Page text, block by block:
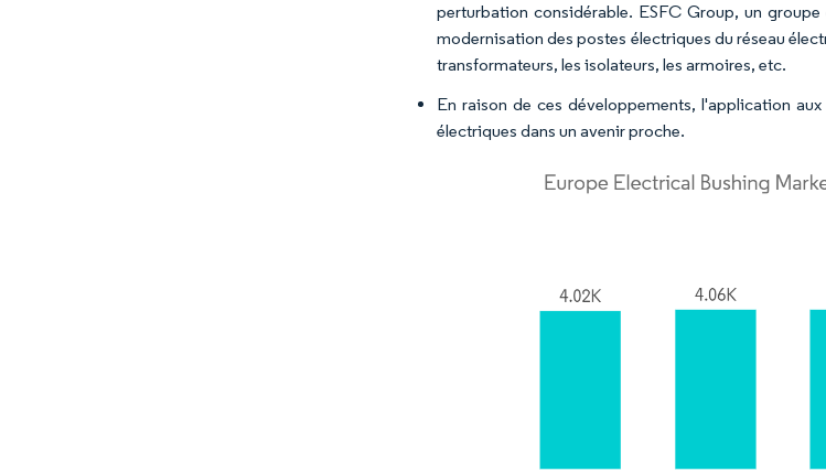
perturbation considérable. ESFC Group, un
modernisation des postes électriques du réseau
transformateurs, les isolateurs, les armoires, etc.
En raison de ces développements, l'application
électriques dans un avenir proche.